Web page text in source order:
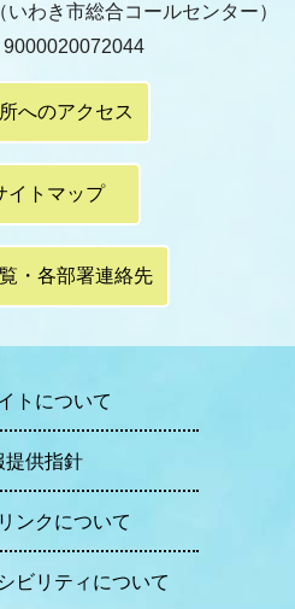
（いわき市総合コールセンター）
へのアクセス
イトマップ
・各部署連絡先
トについて
提供指針
ンクについて
ビリティについて